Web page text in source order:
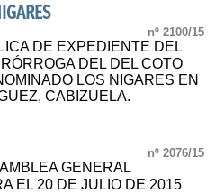
nº 2100/15
DE EXPEDIENTE DEL
DEL DEL COTO
LOS NIGARES EN
CABIZUELA.
nº 2076/15
GENERAL
EL 20 DE JULIO DE 2015